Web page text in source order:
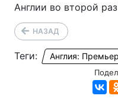
Англии во второй
НАЗАД
Теги: Англия: